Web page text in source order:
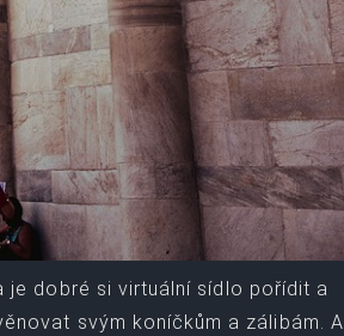
je dobré si virtuální sídlo pořídit a
svým koníčkům a zálibám. A